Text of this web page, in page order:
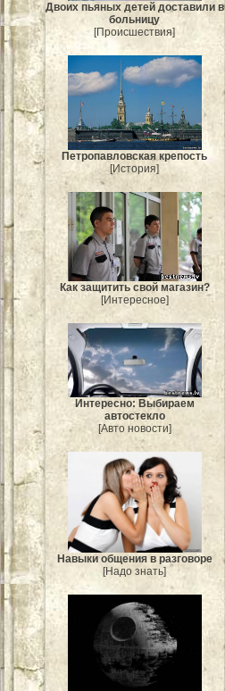
Двоих пьяных детей доставили в
больницу
[Происшествия]
Петропавловская крепость
[История]
Как защитить свой магазин?
[Интересное]
Интересно: Выбираем
автостекло
[Авто новости]
Навыки общения в разговоре
[Надо знать]